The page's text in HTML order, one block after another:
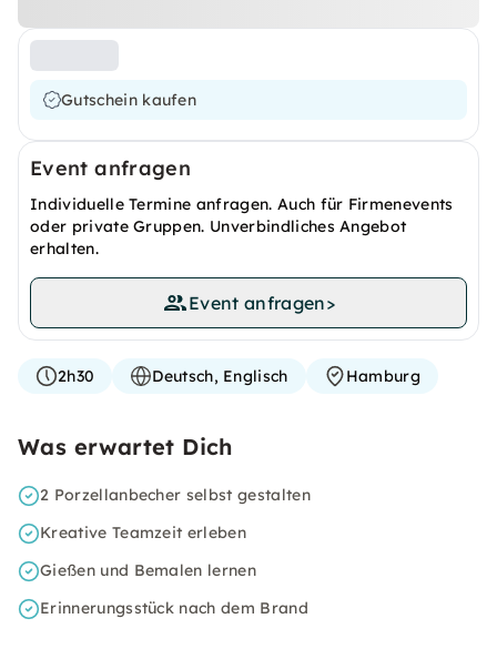
Gutschein kaufen
Event anfragen
Individuelle Termine anfragen. Auch für Firmenevents
oder private Gruppen. Unverbindliches Angebot
erhalten.
Event anfragen>
2h30 Deutsch, Englisch Hamburg
Was erwartet Dich
2 Porzellanbecher selbst gestalten
Kreative Teamzeit erleben
Gießen und Bemalen lernen
Erinnerungsstück nach dem Brand